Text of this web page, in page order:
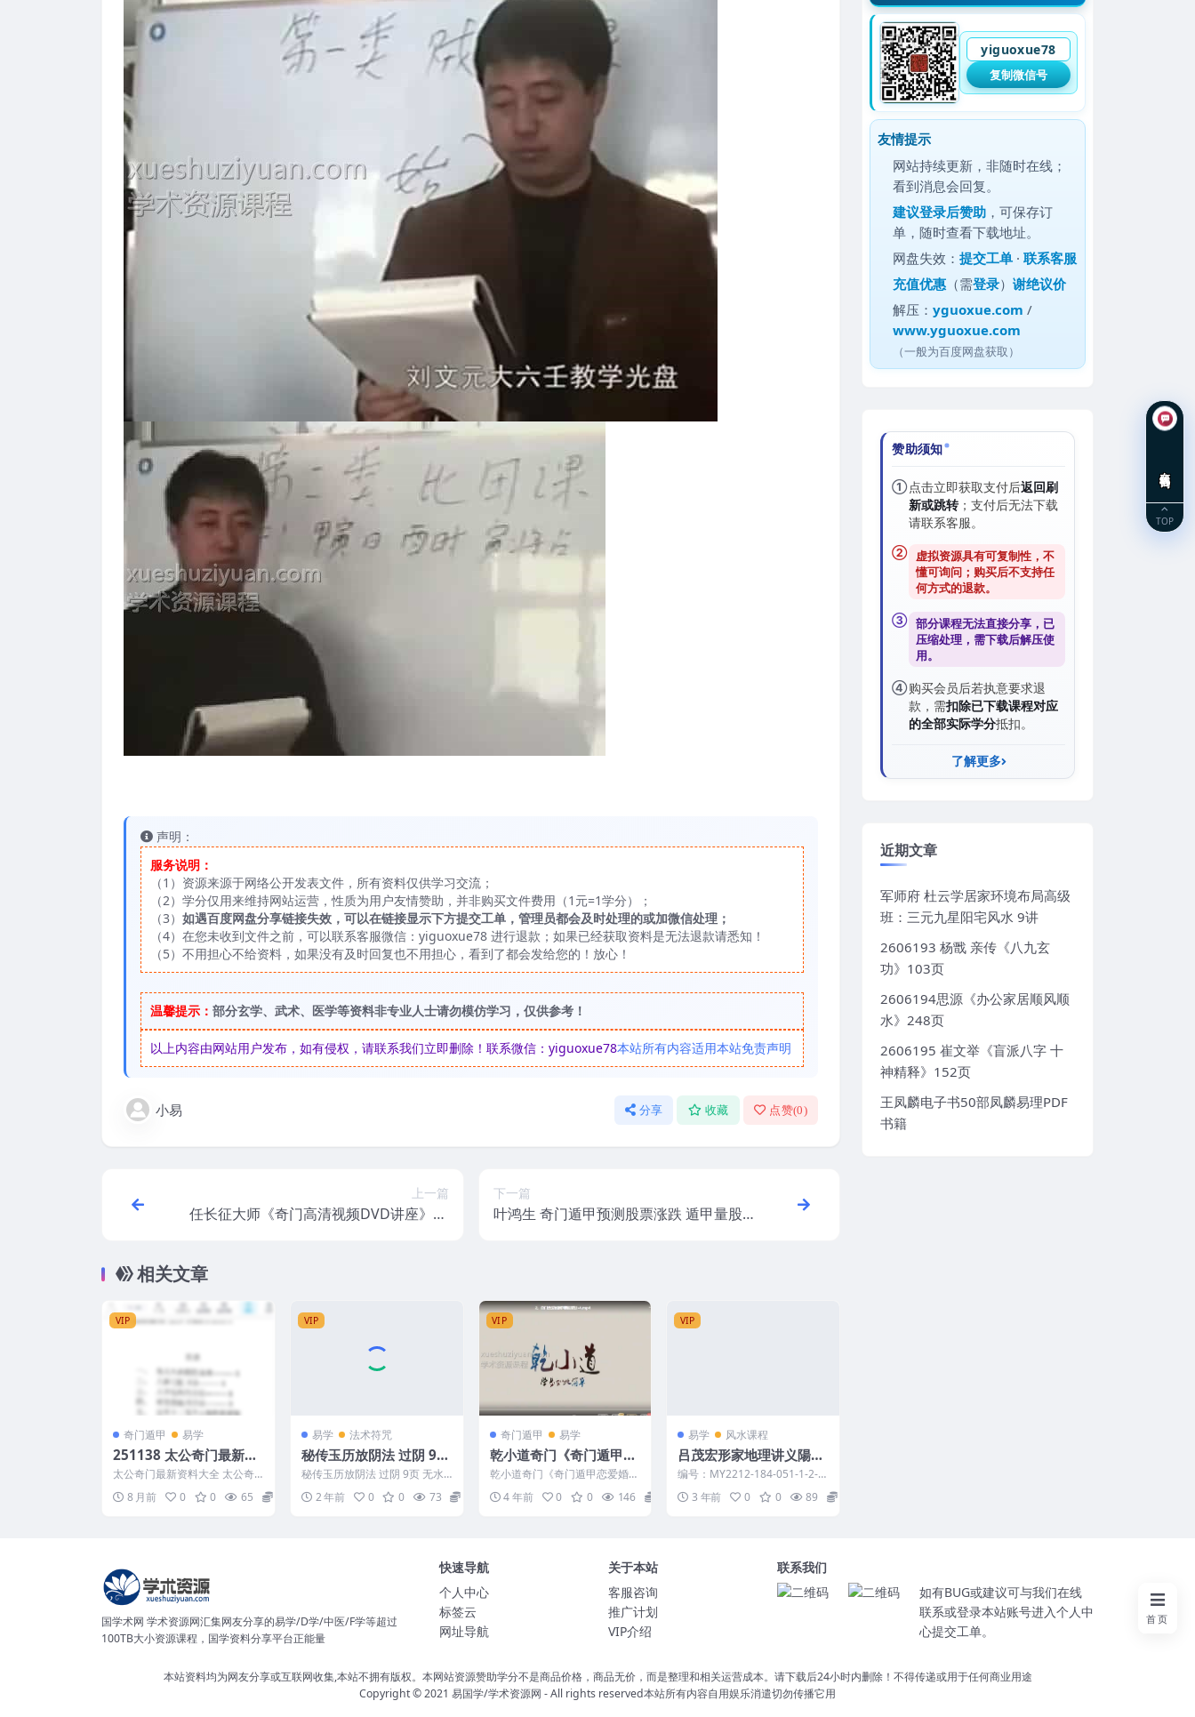
声明：
服务说明：
（1）资源来源于网络公开发表文件，所有资料仅供学习交流；
（2）学分仅用来维持网站运营，性质为用户友情赞助，并非购买文件费用（1元=1学分）；
（3） 如遇百度网盘分享链接失效，可以在链接显示下方提交工单，管理员都会及时处理的或加微信处理；
（4）在您未收到文件之前，可以联系客服微信：yiguoxue78 进行退款；如果已经获取资料是无法退款请悉知！
（5）不用担心不给资料，如果没有及时回复也不用担心，看到了都会发给您的！放心！
温馨提示： 部分玄学、武术、医学等资料非专业人士请勿模仿学习，仅供参考！
以上内容由网站用户发布，如有侵权，请联系我们立即删除！联系微信：yiguoxue78本站所有内容适用本站免责声明
小易 分享 收藏 点赞(0)
上一篇
任长征大师《奇门高清视频DVD讲座》16
下一篇
叶鸿生 奇门遁甲预测股票涨跌 遁甲量股p
相关文章
VIP
奇门遁甲 易学
251138 太公奇门最新资
料大全 太公奇门进阶版.p
df 94页Y
太公奇门最新资料大全 太公奇
门进阶版.pdf 94页Y 251138
8 月前 0 0 65
VIP
易学 法术符咒
秘传玉历放阴法 过阴 9页
无水印
秘传玉历放阴法 过阴 9页 无水
2 年前 0 0 73
VIP
奇门遁甲 易学
乾小道奇门《奇门遁甲恋
爱婚姻判断思路6集》
乾小道奇门《奇门遁甲恋爱婚姻
判断思路6集》 乾小道奇门遁甲
乾小道奇门婚姻 编...
4 年前 0 0 146
VIP
易学 风水课程
吕茂宏形家地理讲义陽宅
實例篇D9页.pdf
编号：MY2212-184-051-1-2-3
吕茂宏形家地理讲义陽宅實例篇
D9...3 年前 0 0 89
yiguoxue78
复制微信号
友情提示
网站持续更新，非随时在线；
看到消息会回复。
建议登录后赞助 ，可保存订
单，随时查看下载地址。
网盘失效：提交工单 ·联系客服
充值优惠 （需登录）谢绝议价
解压：yguoxue.com /
www.yguoxue.com
（一般为百度网盘获取）
赞助须知
①点击立即获取支付后返回刷
新或跳转；支付后无法下载
请联系客服。
②
虚拟资源具有可复制性，不
懂可询问；购买后不支持任
何方式的退款。
③ 部分课程无法直接分享，已
压缩处理，需下载后解压使
用。
④购买会员后若执意要求退
款，需扣除已下载课程对应
的全部实际学分抵扣。
了解更多
近期文章
军师府 杜云学居家环境布局高级
班：三元九星阳宅风水 9讲
2606193 杨戬 亲传《八九玄
功》103页
2606194思源《办公家居顺风顺
水》248页
2606195 崔文举《盲派八字 十
神精释》152页
王凤麟电子书50部凤麟易理PDF
书籍
国学术网 学术资源网汇集网友分享的易学/D学/中医/F学等超过
100TB大小资源课程，国学资料分享平台正能量
快速导航
个人中心
标签云
网址导航
关于本站
客服咨询
推广计划
VIP介绍
联系我们
如有BUG或建议可与我们在线
联系或登录本站账号进入个人中
心提交工单。
本站资料均为网友分享或互联网收集,本站不拥有版权。本网站资源赞助学分不是商品价格，商品无价，而是整理和相关运营成本。请下载后24小时内删除！不得传递或用于任何商业用途
Copyright © 2021 易国学/学术资源网 - All rights reserved本站所有内容自用娱乐消遣切勿传播它用
首页
TOP